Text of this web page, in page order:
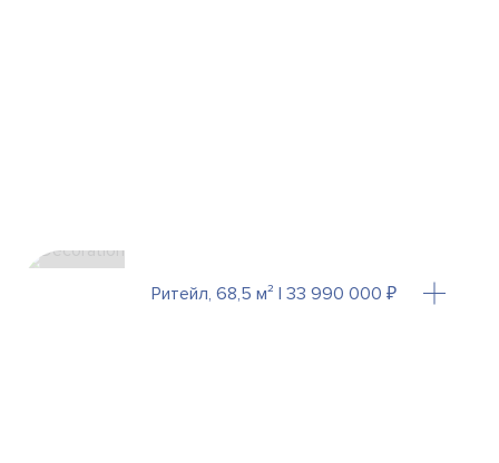
Ритейл, 68,5 м² | 33 990 000 ₽